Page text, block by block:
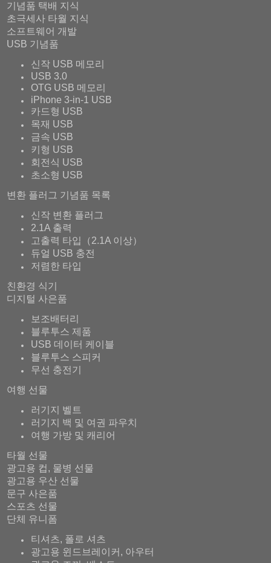
기념품 택배 지식
초극세사 타월 지식
소프트웨어 개발
USB 기념품
신작 USB 메모리
USB 3.0
OTG USB 메모리
iPhone 3-in-1 USB
카드형 USB
목재 USB
금속 USB
키형 USB
회전식 USB
초소형 USB
변환 플러그 기념품 목록
신작 변환 플러그
2.1A 출력
고출력 타입（2.1A 이상）
듀얼 USB 충전
저렴한 타입
친환경 식기
디지털 사은품
보조배터리
블루투스 제품
USB 데이터 케이블
블루투스 스피커
무선 충전기
여행 선물
러기지 벨트
러기지 백 및 여권 파우치
여행 가방 및 캐리어
타월 선물
광고용 컵, 물병 선물
광고용 우산 선물
문구 사은품
스포츠 선물
단체 유니폼
티셔츠, 폴로 셔츠
광고용 윈드브레이커, 아우터